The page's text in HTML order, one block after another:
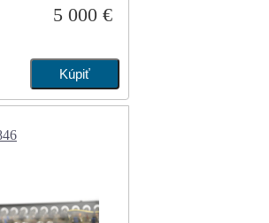
5 000 €